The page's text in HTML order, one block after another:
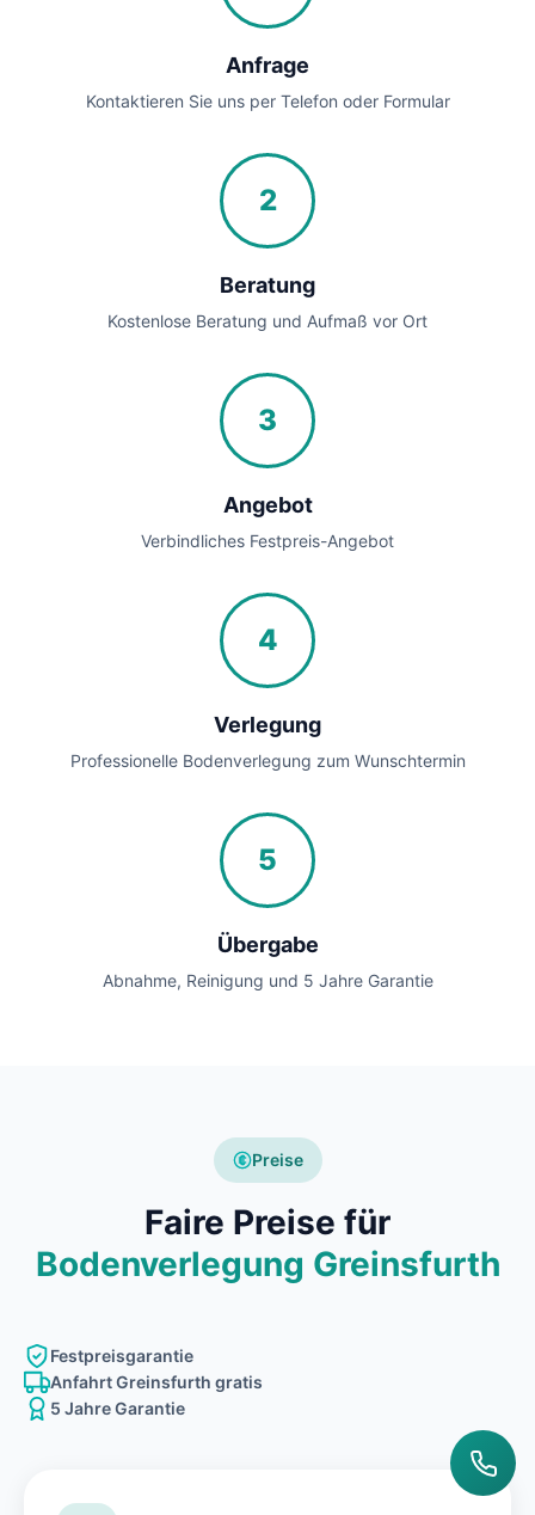
Anfrage
Kontaktieren Sie uns per Telefon oder Formular
2
Beratung
Kostenlose Beratung und Aufmaß vor Ort
3
Angebot
Verbindliches Festpreis-Angebot
4
Verlegung
Professionelle Bodenverlegung zum Wunschtermin
5
Übergabe
Abnahme, Reinigung und 5 Jahre Garantie
Preise
Faire Preise für
Bodenverlegung Greinsfurth
Festpreisgarantie
Anfahrt Greinsfurth gratis
5 Jahre Garantie